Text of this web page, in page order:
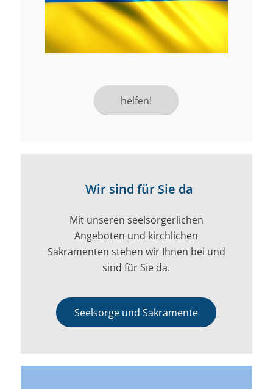
helfen!
Wir sind für Sie da
Mit unseren seelsorgerlichen
Angeboten und kirchlichen
Sakramenten stehen wir Ihnen bei und
sind für Sie da.
Seelsorge und Sakramente